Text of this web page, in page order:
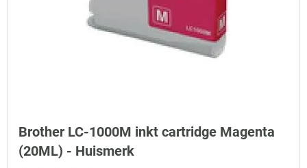
Brother LC-1000M inkt cartridge Magenta
(20ML) - Huismerk